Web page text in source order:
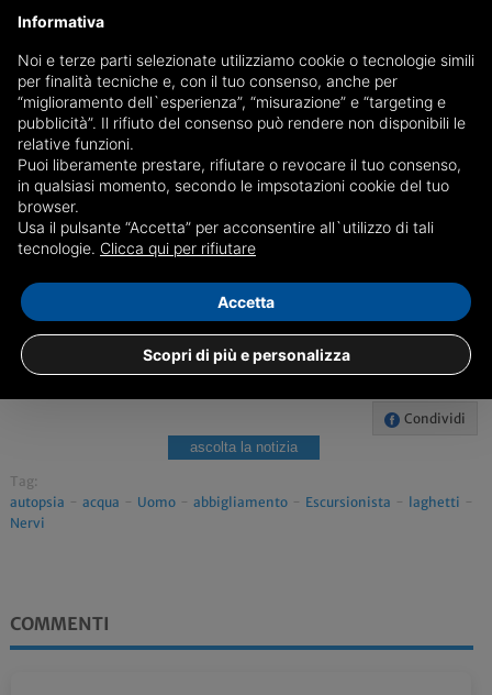
c.s.
GENOVA
Condividi
ascolta la notizia
Tag:
autopsia - acqua - Uomo- abbigliamento- Escursionista - laghetti -
Nervi
COMMENTI
Informativa
Noi e terze parti selezionate utilizziamo cookie o tecnologie simili
per finalità tecniche e, con il tuo consenso, anche per
“miglioramento dell`esperienza”, “misurazione” e “targeting e
pubblicità”. Il rifiuto del consenso può rendere non disponibili le
relative funzioni.
Puoi liberamente prestare, rifiutare o revocare il tuo consenso,
in qualsiasi momento, secondo le impsotazioni cookie del tuo
browser.
Usa il pulsante “Accetta” per acconsentire all`utilizzo di tali
tecnologie. Clicca qui per rifiutare
Scopri di più e personalizza
Accetta